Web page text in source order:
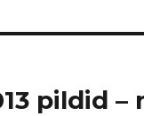
pildid